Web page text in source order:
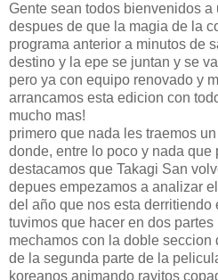
Gente sean todos bienvenidos
despues de que la magia de la
programa anterior a minutos de
destino y la epe se juntan y se
pero ya con equipo renovado y
arrancamos esta edicion con
mucho mas!
primero que nada les traemos
donde, entre lo poco y nada que
destacamos que Takagi San
depues empezamos a analizar
del año que nos esta derritiendo
tuvimos que hacer en dos
mechamos con la doble
de la segunda parte de la
koreanos animando rayitos